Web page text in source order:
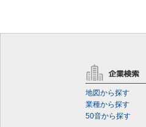
地図から探す
業種から探す
50音から探す